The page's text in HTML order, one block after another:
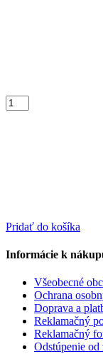
Pridať do košíka
Informácie k
Všeobecné
Ochrana
Doprava a
Reklamačný
Reklamačný
Odstúpenie